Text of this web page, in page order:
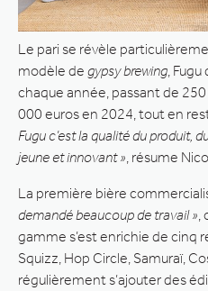
Le pari se révèle
modèle de gypsy brewing ,
chaque année, passant de
000 euros en 2024, tout en
Fugu c’est la qualité du produit,
jeune et innovant » , résume
La première bière
demandé beaucoup de travail »
gamme s’est enrichie de cinq
Squizz, Hop Circle, Samuraï,
régulièrement s’ajouter des